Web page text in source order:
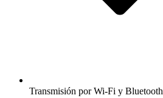
Transmisión por Wi-Fi y Bluetooth